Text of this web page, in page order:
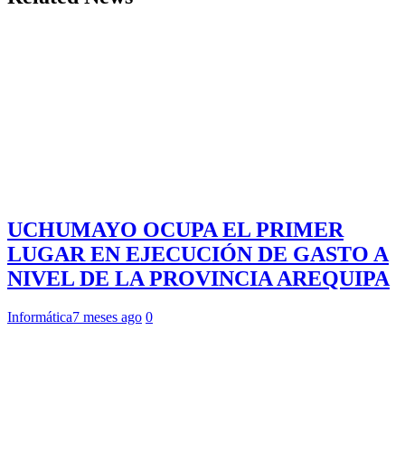
UCHUMAYO OCUPA EL PRIMER
LUGAR EN EJECUCIÓN DE GASTO A
NIVEL DE LA PROVINCIA AREQUIPA
Informática7 meses ago 0